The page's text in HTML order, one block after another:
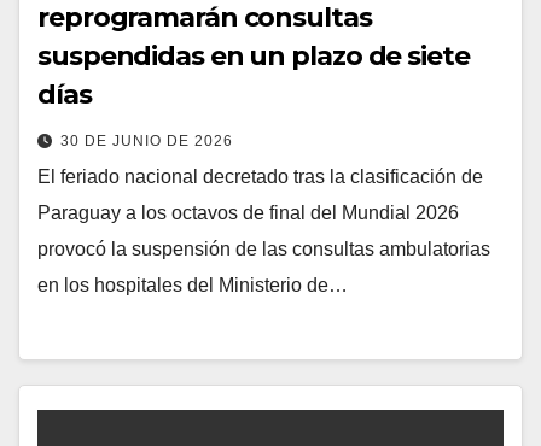
reprogramarán consultas
suspendidas en un plazo de siete
días
30 DE JUNIO DE 2026
El feriado nacional decretado tras la clasificación de
Paraguay a los octavos de final del Mundial 2026
provocó la suspensión de las consultas ambulatorias
en los hospitales del Ministerio de…